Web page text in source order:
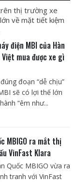
thị trường xe
về mặt tiết kiệm
điện MBI của Hàn
Việt mua được xe gì
đoạn “dễ chịu”
sẽ có lợi thế lớn
“êm như...
MBIGO ra mắt thị
VinFast Klara
Quốc MBIGO vừa ra
tranh với VinFast